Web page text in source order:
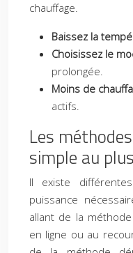
chauffage.
Baissez la
Choisissez le
prolongée.
Moins de
actifs.
Les
simple au
Il existe
puissance
allant de la méthode
en ligne ou au